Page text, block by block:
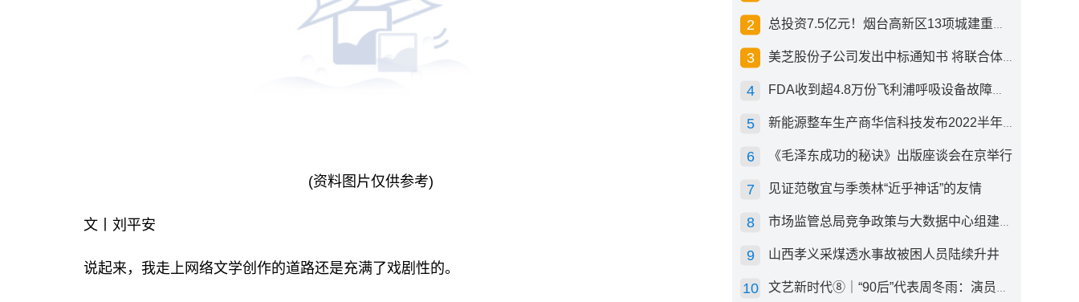
(资料图片仅供参考)
文丨刘平安
说起来，我走上网络文学创作的道路还是充满了戏剧性的。
总投资7.5亿元！烟台高新区13项城建重点工程开工
美芝股份子公司发出中标通知书 将联合体中标1.36亿元总承包项目
FDA收到超4.8万份飞利浦呼吸设备故障报告 其中44份死亡案例
新能源整车生产商华信科技发布2022半年度报告 同比下滑2.92%
《毛泽东成功的秘诀》出版座谈会在京举行
见证范敬宜与季羡林“近乎神话”的友情
市场监管总局竞争政策与大数据中心组建成立
山西孝义采煤透水事故被困人员陆续升井
文艺新时代⑧｜“90后”代表周冬雨：演员心里有底，得靠体验生活